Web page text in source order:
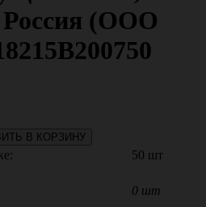
Россия (ООО
В КОРЗИНУ
50 шт
0 шт